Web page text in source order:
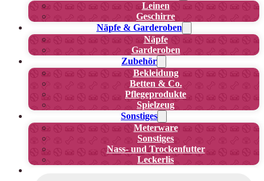
Leinen
Geschirre
Näpfe & Garderoben
Näpfe
Garderoben
Zubehör
Bekleidung
Betten & Co.
Pflegeprodukte
Spielzeug
Sonstiges
Meterware
Sonstiges
Nass- und Trockenfutter
Leckerlis